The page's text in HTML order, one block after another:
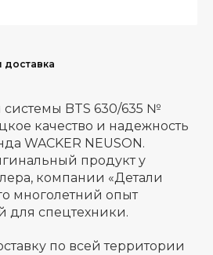
доставка
системы BTS 630/635 №
качество и надежность
WACKER NEUSON.
продукт у
компании «Детали
многолетний опыт
для спецтехники.
по всей территории